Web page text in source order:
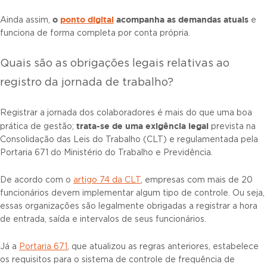
Ainda assim, o ponto digital acompanha as demandas atuais e
funciona de forma completa por conta própria.
Quais são as obrigações legais relativas ao
registro da jornada de trabalho?
Registrar a jornada dos colaboradores é mais do que uma boa
prática de gestão; trata-se de uma exigência legal prevista na
Consolidação das Leis do Trabalho (CLT) e regulamentada pela
Portaria 671 do Ministério do Trabalho e Previdência.
De acordo com o artigo 74 da CLT , empresas com mais de 20
funcionários devem implementar algum tipo de controle. Ou seja,
essas organizações são legalmente obrigadas a registrar a hora
de entrada, saída e intervalos de seus funcionários.
Já a Portaria 671 , que atualizou as regras anteriores, estabelece
os requisitos para o sistema de controle de frequência de